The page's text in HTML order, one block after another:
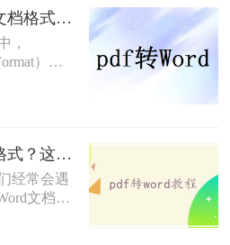
可能是一
还有一些
我们实现
何不花钱
介绍几种
档的实用
怎样把pdf转换成word文档格式？这三种方法帮你轻松解决！
，
）因
性而广受
修改PDF
pdf转换成
细介绍几
档的方
怎样将pdf转word文档格式？这4个方法让你轻松掌握!
经常会遇
文档格
修改或进
有良好的